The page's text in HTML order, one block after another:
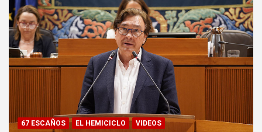
67 ESCAÑOS EL HEMICICLO VIDEOS